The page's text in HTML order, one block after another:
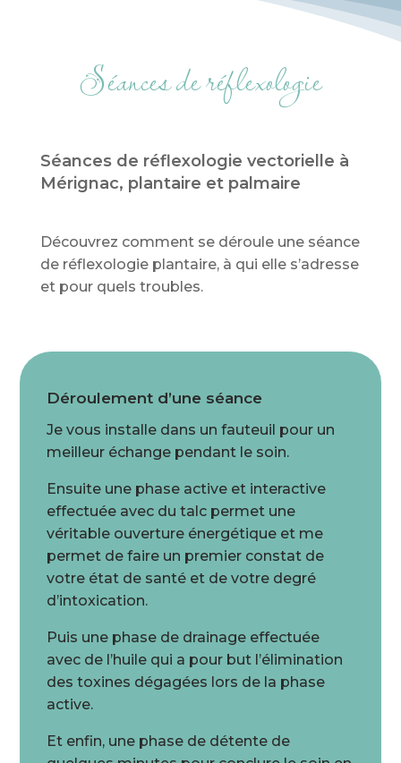
Séances de réflexologie
Séances de réflexologie vectorielle à
Mérignac, plantaire et palmaire
Découvrez comment se déroule une séance
de réflexologie plantaire, à qui elle s’adresse
et pour quels troubles.
Déroulement d’une séance
Je vous installe dans un fauteuil pour un
meilleur échange pendant le soin.
Ensuite une phase active et interactive
effectuée avec du talc permet une
véritable ouverture énergétique et me
permet de faire un premier constat de
votre état de santé et de votre degré
d’intoxication.
Puis une phase de drainage effectuée
avec de l’huile qui a pour but l’élimination
des toxines dégagées lors de la phase
active.
Et enfin, une phase de détente de